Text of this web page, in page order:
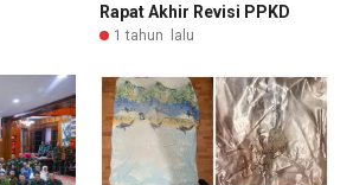
Rapat Akhir Revisi PPKD
1 tahun lalu